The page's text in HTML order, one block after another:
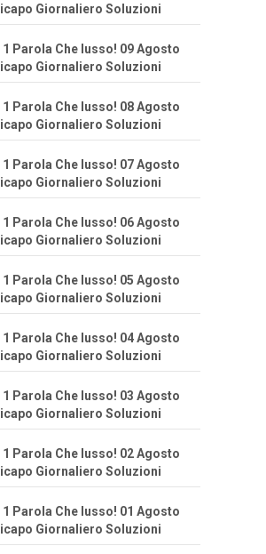
Giornaliero Soluzioni
Parola Che lusso! 09 Agosto
Giornaliero Soluzioni
Parola Che lusso! 08 Agosto
Giornaliero Soluzioni
Parola Che lusso! 07 Agosto
Giornaliero Soluzioni
Parola Che lusso! 06 Agosto
Giornaliero Soluzioni
Parola Che lusso! 05 Agosto
Giornaliero Soluzioni
Parola Che lusso! 04 Agosto
Giornaliero Soluzioni
Parola Che lusso! 03 Agosto
Giornaliero Soluzioni
Parola Che lusso! 02 Agosto
Giornaliero Soluzioni
Parola Che lusso! 01 Agosto
Giornaliero Soluzioni